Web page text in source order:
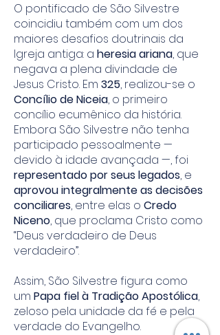
O pontificado de São Silvestre
coincidiu também com um dos
maiores desafios doutrinais da
Igreja antiga: a heresia ariana, que
negava a plena divindade de
Jesus Cristo. Em 325, realizou-se o
Concílio de Niceia, o primeiro
concílio ecumênico da história.
Embora São Silvestre não tenha
participado pessoalmente —
devido à idade avançada —, foi
representado por seus legados, e
aprovou integralmente as decisões
conciliares, entre elas o Credo
Niceno, que proclama Cristo como
“Deus verdadeiro de Deus
verdadeiro”.
Assim, São Silvestre figura como
um Papa fiel à Tradição Apostólica,
zeloso pela unidade da fé e pela
verdade do Evangelho.